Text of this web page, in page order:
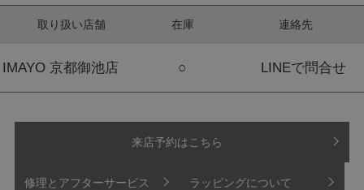
取り扱い店舗 在庫 連絡先
IMAYO 京都御池店 ○ LINEで問合せ
来店予約はこちら
修理とアフターサービス ラッピングについて